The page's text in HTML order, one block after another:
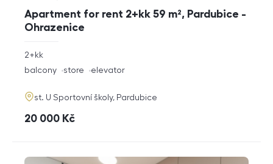
Apartment for rent 2+kk 59 m², Pardubice -
Ohrazenice
rozměry
disposition
2+kk
funkce
balcony store elevator
adresa
st. U Sportovní školy, Pardubice
cena
20 000 Kč